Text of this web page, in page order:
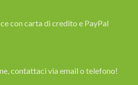
con carta di credito e PayPal
contattaci via email o telefono!